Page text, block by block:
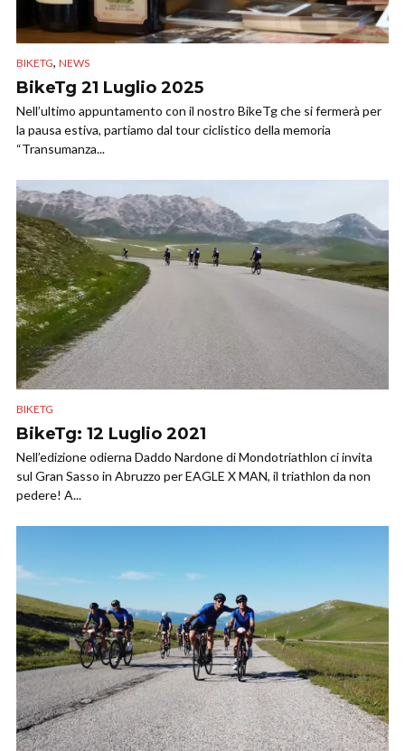
BIKETG, NEWS
BikeTg 21 Luglio 2025
Nell’ultimo appuntamento con il nostro BikeTg che si fermerà per
la pausa estiva, partiamo dal tour ciclistico della memoria
“Transumanza...
BIKETG
BikeTg: 12 Luglio 2021
Nell’edizione odierna Daddo Nardone di Mondotriathlon ci invita
sul Gran Sasso in Abruzzo per EAGLE X MAN, il triathlon da non
pedere! A...